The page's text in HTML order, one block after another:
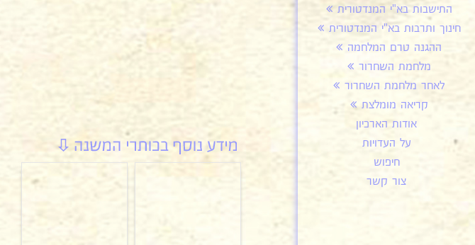
התישבות בא"י המנדטורית
חינוך ותרבות בא"י המנדטורית
ההגנה טרם המלחמה
מלחמת השחרור
לאחר מלחמת השחרור
קריאה מומלצת
אודות הארכיון
על העדויות
חיפוש
צור קשר